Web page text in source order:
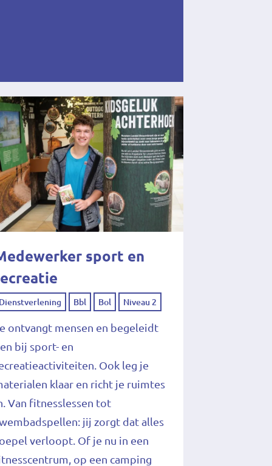
sport en
Bbl Bol Niveau 2
ontvangt mensen en begeleidt
bij sport- en
Ook leg je
klaar en richt je ruimtes
Van fitnesslessen tot
jij zorgt dat alles
verloopt. Of je nu in een
op een camping